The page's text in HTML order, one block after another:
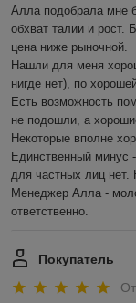
Алла подобрала мне
обхват талии и рост.
цена ниже рыночной.
Нашли для меня
нигде нет), по
Есть возможность
не подошли, а
Некоторые вполне
Единственный минус
для частных лиц нет.
Менеджер Алла -
ответственно.
Покупатель